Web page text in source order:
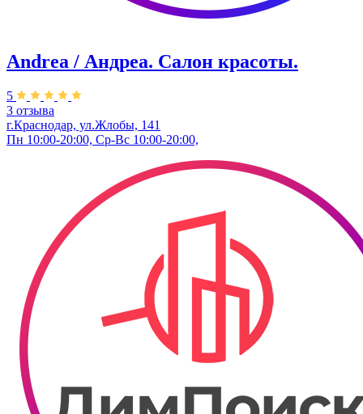
Andrea / Андреа. Салон красоты.
5
3 отзыва
г.Краснодар, ул.Жлобы, 141
Пн 10:00-20:00, Ср-Вс 10:00-20:00,